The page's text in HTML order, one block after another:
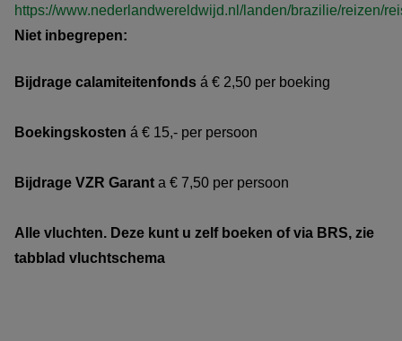
https://www.nederlandwereldwijd.nl/landen/brazilie/reizen/
Niet inbegrepen:
Bijdrage calamiteitenfonds á € 2,50 per boeking
Boekingskosten á € 15,- per persoon
Bijdrage VZR Garant a € 7,50 per persoon
Alle vluchten. Deze kunt u zelf boeken of via BRS, zie
tabblad vluchtschema